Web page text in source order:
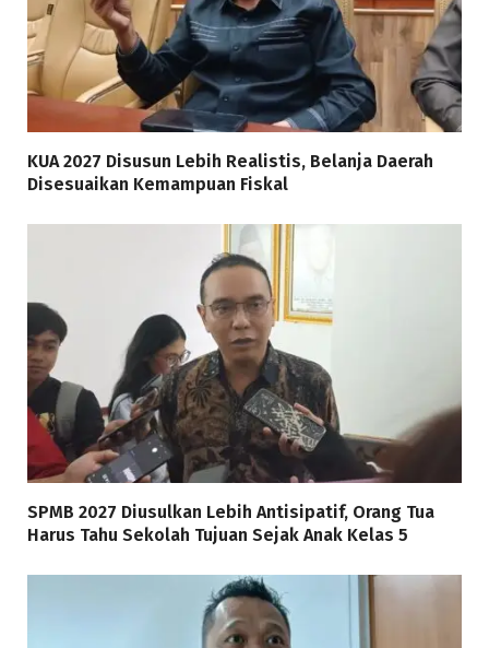
KUA 2027 Disusun Lebih Realistis, Belanja Daerah
Disesuaikan Kemampuan Fiskal
SPMB 2027 Diusulkan Lebih Antisipatif, Orang Tua
Harus Tahu Sekolah Tujuan Sejak Anak Kelas 5